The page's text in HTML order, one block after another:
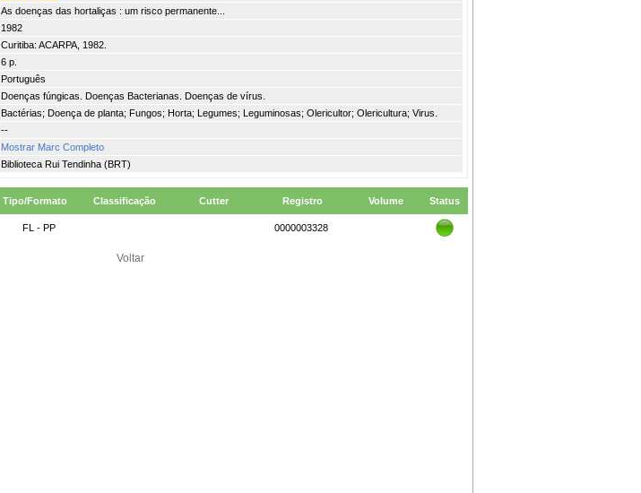
As doenças das hortaliças : um risco permanente...
1982
Curitiba: ACARPA, 1982.
6 p.
Português
Doenças fúngicas. Doenças Bacterianas. Doenças de vírus.
Bactérias; Doença de planta; Fungos; Horta; Legumes; Leguminosas; Olericultor; Olericultura; Virus.
--
Mostrar Marc Completo
Biblioteca Rui Tendinha (BRT)
Tipo/Formato Classificação Cutter Registro Volume Status
FL - PP 0000003328
Voltar